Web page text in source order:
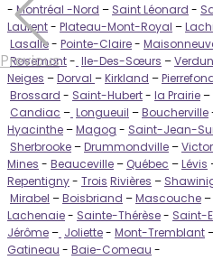
Previous
-Montréal -Nord – Saint Léonard -
Laurent- Plateau-Mont-Royal –
Lasalle- Pointe-Claire-
Rosemont- Ile-Des-Sœurs –Verdun
Neiges –Dorval –Kirkland –
Brossard - Saint-Hubert- la Prairie –
Candiac – Longueuil –Boucherville
Hyacinthe –Magog - Saint-Jean-
Sherbrooke –Drummondville –
Mines - Beauceville – Québec –Lévis
Repentigny- Trois Rivières –
Mirabel –Boisbriand –Mascouche –
Lachenaie- Sainte-Thérèse- Saint-
Jérôme – Joliette- Mont-Tremblant
Gatineau - Baie-Comeau -